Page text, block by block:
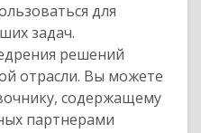
для
задач.
решений
отрасли. Вы можете
содержащему
партнерами